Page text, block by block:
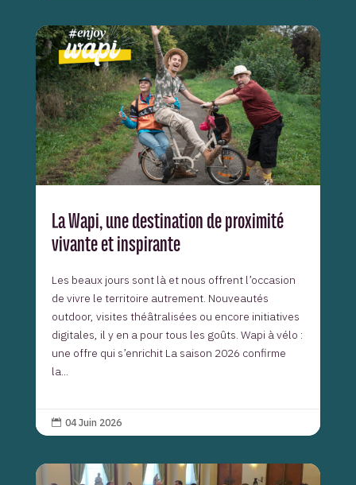
La Wapi, une destination de proximité
vivante et inspirante
Les beaux jours sont là et nous offrent l’occasion
de vivre le territoire autrement. Nouveautés
outdoor, visites théâtralisées ou encore initiatives
digitales, il y en a pour tous les goûts. Wapi à vélo :
une offre qui s’enrichit La saison 2026 confirme
la...
 04 Juin 2026